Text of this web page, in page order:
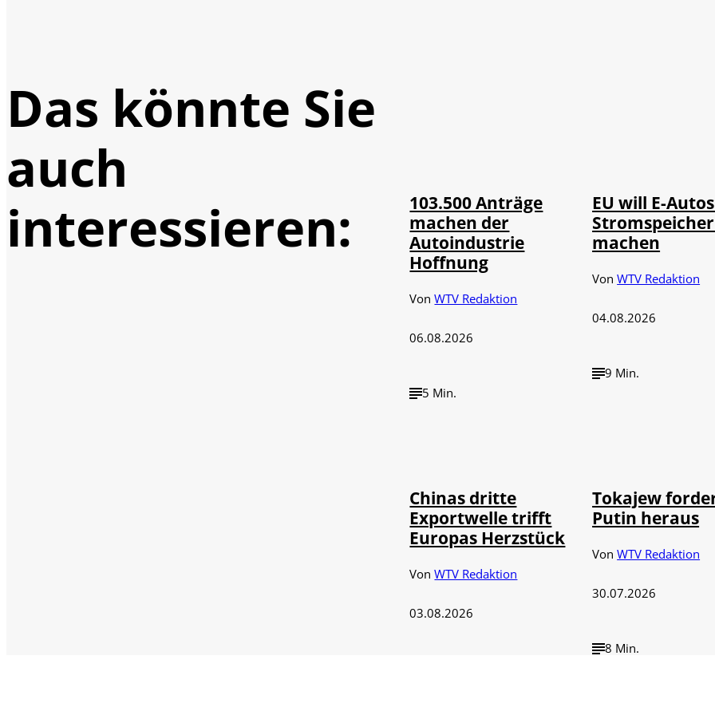
Das könnte Sie
auch
interessieren:
103.500 Anträge
machen der
Autoindustrie
Hoffnung
VonWTV Redaktion
06.08.2026
5 Min.
EU will E-
machen
VonWTV Redaktion
04.08.2026
9 Min.
Chinas dritte
Exportwelle trifft
Europas Herzstück
VonWTV Redaktion
03.08.2026
Tokajew
Putin heraus
VonWTV Redaktion
30.07.2026
8 Min.